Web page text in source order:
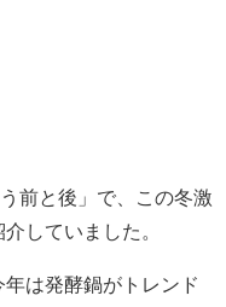
前と後」で、この冬激
していました。
は発酵鍋がトレンド